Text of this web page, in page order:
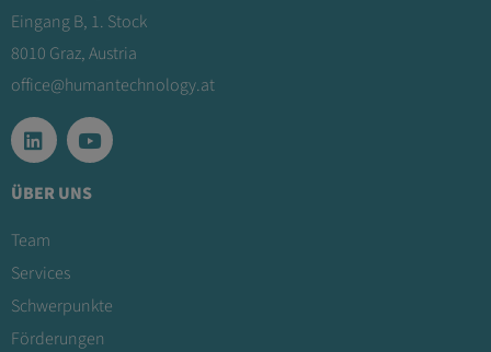
Eingang B, 1. Stock
8010 Graz, Austria
office@humantechnology.at
ÜBER UNS
Team
Services
Schwerpunkte
Förderungen